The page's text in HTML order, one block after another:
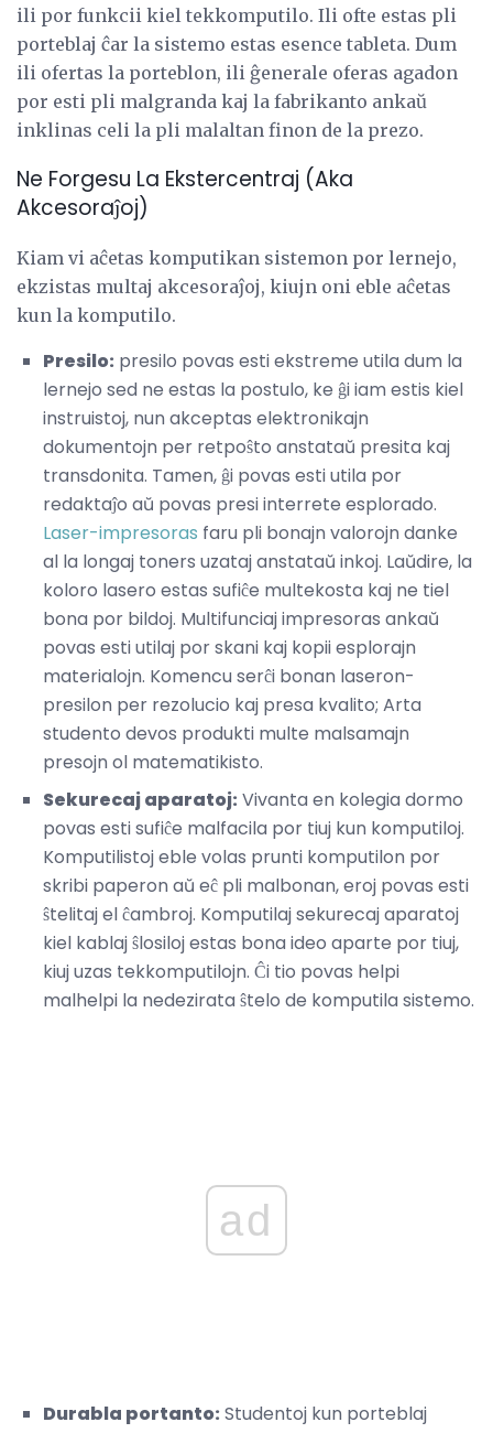
ili por funkcii kiel tekkomputilo. Ili ofte estas pli
porteblaj ĉar la sistemo estas esence tableta. Dum
ili ofertas la porteblon, ili ĝenerale oferas agadon
por esti pli malgranda kaj la fabrikanto ankaŭ
inklinas celi la pli malaltan finon de la prezo.
Ne Forgesu La Ekstercentraj (Aka
Akcesoraĵoj)
Kiam vi aĉetas komputikan sistemon por lernejo,
ekzistas multaj akcesoraĵoj, kiujn oni eble aĉetas
kun la komputilo.
Presilo: presilo povas esti ekstreme utila dum la
lernejo sed ne estas la postulo, ke ĝi iam estis kiel
instruistoj, nun akceptas elektronikajn
dokumentojn per retpoŝto anstataŭ presita kaj
transdonita. Tamen, ĝi povas esti utila por
redaktaĵo aŭ povas presi interrete esplorado.
Laser-impresoras faru pli bonajn valorojn danke
al la longaj toners uzataj anstataŭ inkoj. Laŭdire, la
koloro lasero estas sufiĉe multekosta kaj ne tiel
bona por bildoj. Multifunciaj impresoras ankaŭ
povas esti utilaj por skani kaj kopii esplorajn
materialojn. Komencu serĉi bonan laseron-
presilon per rezolucio kaj presa kvalito; Arta
studento devos produkti multe malsamajn
presojn ol matematikisto.
Sekurecaj aparatoj: Vivanta en kolegia dormo
povas esti sufiĉe malfacila por tiuj kun komputiloj.
Komputilistoj eble volas prunti komputilon por
skribi paperon aŭ eĉ pli malbonan, eroj povas esti
ŝtelitaj el ĉambroj. Komputilaj sekurecaj aparatoj
kiel kablaj ŝlosiloj estas bona ideo aparte por tiuj,
kiuj uzas tekkomputilojn. Ĉi tio povas helpi
malhelpi la nedezirata ŝtelo de komputila sistemo.
ad
Durabla portanto: Studentoj kun porteblaj